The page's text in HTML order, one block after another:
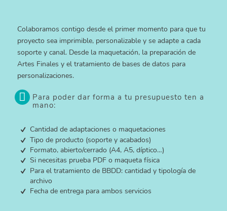
Colaboramos contigo desde el primer momento para que tu
proyecto sea imprimible, personalizable y se adapte a cada
soporte y canal. Desde la maquetación, la preparación de
Artes Finales y el tratamiento de bases de datos para
personalizaciones.
Para poder dar forma a tu presupuesto ten a
mano:
Cantidad de adaptaciones o maquetaciones
Tipo de producto (soporte y acabados)
Formato, abierto/cerrado (A4, A5, díptico…)
Si necesitas prueba PDF o maqueta física
Para el tratamiento de BBDD: cantidad y tipología de
archivo
Fecha de entrega para ambos servicios